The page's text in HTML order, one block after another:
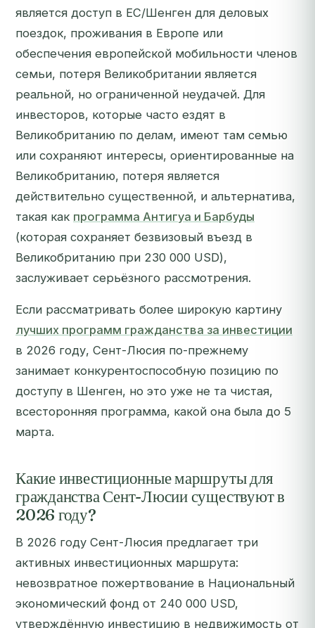
является доступ в ЕС/Шенген для деловых
поездок, проживания в Европе или
обеспечения европейской мобильности членов
семьи, потеря Великобритании является
реальной, но ограниченной неудачей. Для
инвесторов, которые часто ездят в
Великобританию по делам, имеют там семью
или сохраняют интересы, ориентированные на
Великобританию, потеря является
действительно существенной, и альтернатива,
такая как программа Антигуа и Барбуды
(которая сохраняет безвизовый въезд в
Великобританию при 230 000 USD),
заслуживает серьёзного рассмотрения.
Если рассматривать более широкую картину
лучших программ гражданства за инвестиции
в 2026 году, Сент-Люсия по-прежнему
занимает конкурентоспособную позицию по
доступу в Шенген, но это уже не та чистая,
всесторонняя программа, какой она была до 5
марта.
Какие инвестиционные маршруты для
гражданства Сент-Люсии существуют в
2026 году?
В 2026 году Сент-Люсия предлагает три
активных инвестиционных маршрута:
невозвратное пожертвование в Национальный
экономический фонд от 240 000 USD,
утверждённую инвестицию в недвижимость от